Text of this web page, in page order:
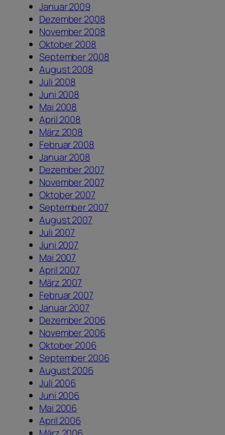
Januar 2009
Dezember 2008
November 2008
Oktober 2008
September 2008
August 2008
Juli 2008
Juni 2008
Mai 2008
April 2008
März 2008
Februar 2008
Januar 2008
Dezember 2007
November 2007
Oktober 2007
September 2007
August 2007
Juli 2007
Juni 2007
Mai 2007
April 2007
März 2007
Februar 2007
Januar 2007
Dezember 2006
November 2006
Oktober 2006
September 2006
August 2006
Juli 2006
Juni 2006
Mai 2006
April 2006